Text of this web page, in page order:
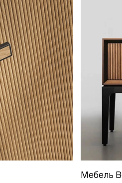
Мебель